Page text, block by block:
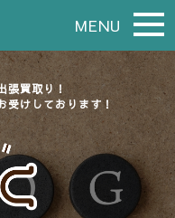
張買取り！
受けしております！
MENU